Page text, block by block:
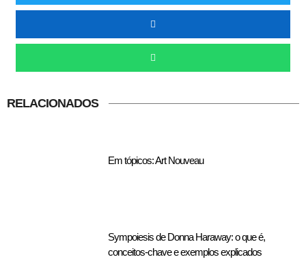
RELACIONADOS
Em tópicos: Art Nouveau
Sympoiesis de Donna Haraway: o que é,
conceitos-chave e exemplos explicados